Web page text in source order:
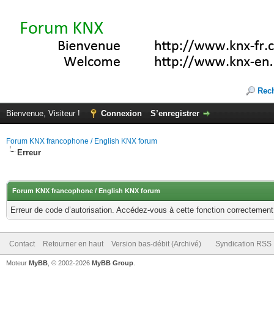
Bienvenue, Visiteur ! Connexion S’enregistrer
Forum KNX francophone / English KNX forum
Erreur
Forum KNX francophone / English KNX forum
Erreur de code d’autorisation. Accédez-vous à cette fonction
Contact Retourner en haut Version bas-débit (Archivé) Syndication RSS
Moteur MyBB , © 2002-2026 MyBB Group